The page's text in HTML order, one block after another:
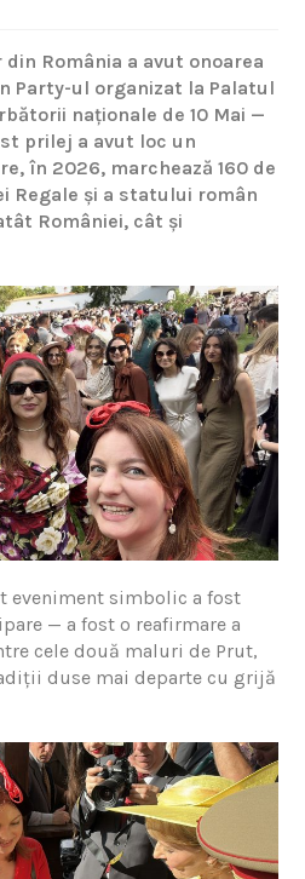
România a avut onoarea
Party-ul organizat la Palatul
naționale de 10 Mai —
prilej a avut loc un
în 2026, marchează 160 de
Regale și a statului român
României, cât și
eveniment simbolic a fost
— a fost o reafirmare a
cele două maluri de Prut,
duse mai departe cu grijă